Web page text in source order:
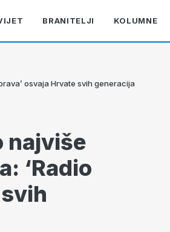
BRANITELJI KOLUMNE
osvaja Hrvate svih generacija
najviše
‘Radio